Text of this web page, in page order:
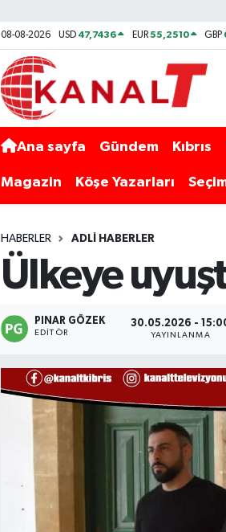
08-08-2026 USD 47,7436 EUR55,2510 GBP
Ana sayfa Gündem Kıbrıs
Magazin Köşe Yazarları
HABERLER ADLI HABERLER
Ülkeye
PINAR GÖZEK
EDITÖR
30.05.2026 -
YAYINLANMA